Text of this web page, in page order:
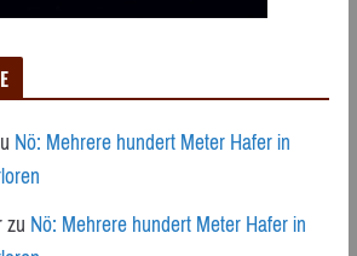
Nö: Mehrere hundert Meter Hafer in
zuNö: Mehrere hundert Meter Hafer in